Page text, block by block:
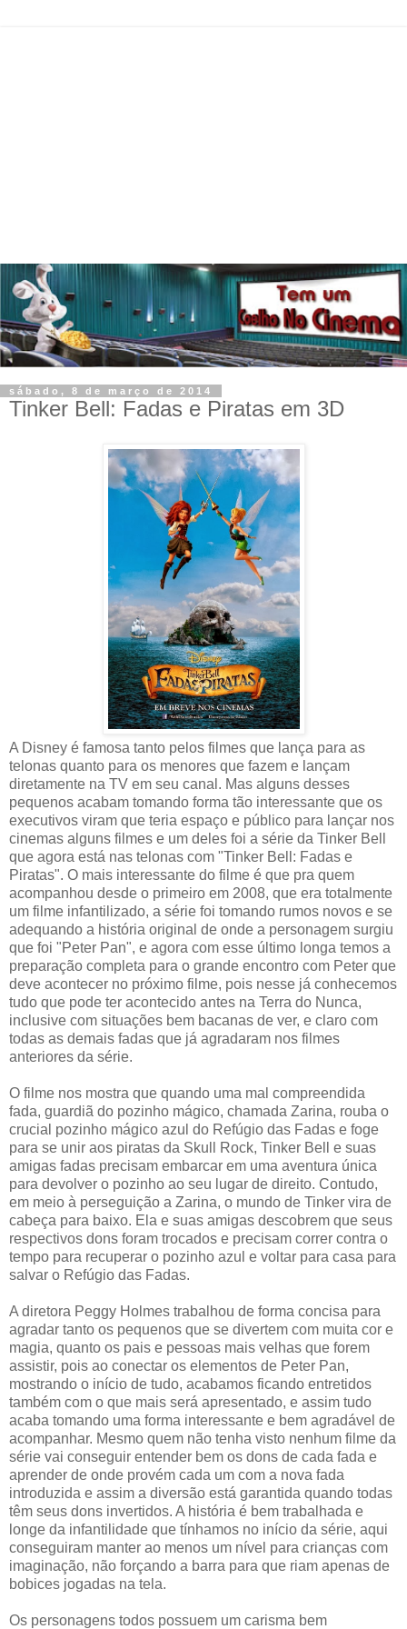
sábado, 8 de março de 2014
Tinker Bell: Fadas e Piratas em 3D
A Disney é famosa tanto pelos filmes que lança para as
telonas quanto para os menores que fazem e lançam
diretamente na TV em seu canal. Mas alguns desses
pequenos acabam tomando forma tão interessante que os
executivos viram que teria espaço e público para lançar nos
cinemas alguns filmes e um deles foi a série da Tinker Bell
que agora está nas telonas com "Tinker Bell: Fadas e
Piratas". O mais interessante do filme é que pra quem
acompanhou desde o primeiro em 2008, que era totalmente
um filme infantilizado, a série foi tomando rumos novos e se
adequando a história original de onde a personagem surgiu
que foi "Peter Pan", e agora com esse último longa temos a
preparação completa para o grande encontro com Peter que
deve acontecer no próximo filme, pois nesse já conhecemos
tudo que pode ter acontecido antes na Terra do Nunca,
inclusive com situações bem bacanas de ver, e claro com
todas as demais fadas que já agradaram nos filmes
anteriores da série.
O filme nos mostra que quando uma mal compreendida
fada, guardiã do pozinho mágico, chamada Zarina, rouba o
crucial pozinho mágico azul do Refúgio das Fadas e foge
para se unir aos piratas da Skull Rock, Tinker Bell e suas
amigas fadas precisam embarcar em uma aventura única
para devolver o pozinho ao seu lugar de direito. Contudo,
em meio à perseguição a Zarina, o mundo de Tinker vira de
cabeça para baixo. Ela e suas amigas descobrem que seus
respectivos dons foram trocados e precisam correr contra o
tempo para recuperar o pozinho azul e voltar para casa para
salvar o Refúgio das Fadas.
A diretora Peggy Holmes trabalhou de forma concisa para
agradar tanto os pequenos que se divertem com muita cor e
magia, quanto os pais e pessoas mais velhas que forem
assistir, pois ao conectar os elementos de Peter Pan,
mostrando o início de tudo, acabamos ficando entretidos
também com o que mais será apresentado, e assim tudo
acaba tomando uma forma interessante e bem agradável de
acompanhar. Mesmo quem não tenha visto nenhum filme da
série vai conseguir entender bem os dons de cada fada e
aprender de onde provém cada um com a nova fada
introduzida e assim a diversão está garantida quando todas
têm seus dons invertidos. A história é bem trabalhada e
longe da infantilidade que tínhamos no início da série, aqui
conseguiram manter ao menos um nível para crianças com
imaginação, não forçando a barra para que riam apenas de
bobices jogadas na tela.
Os personagens todos possuem um carisma bem